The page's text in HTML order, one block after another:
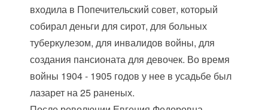
входила в Попечительский совет, который
собирал деньги для сирот, для больных
туберкулезом, для инвалидов войны, для
создания пансионата для девочек. Во время
войны 1904 - 1905 годов у нее в усадьбе был
лазарет на 25 раненых.